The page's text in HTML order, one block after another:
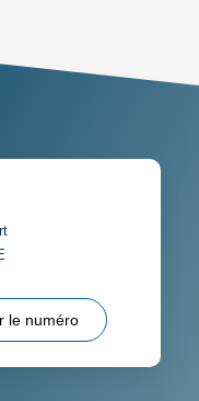
le numéro